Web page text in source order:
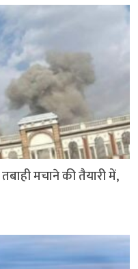
मचाने की तैयारी में,